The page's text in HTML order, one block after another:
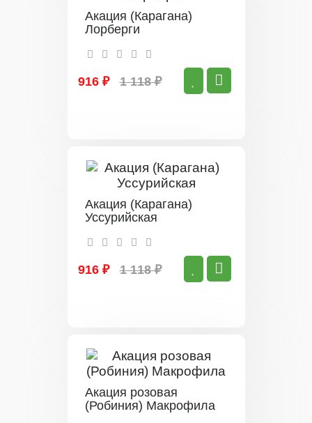
Акация (Карагана)
Лорберги
916 ₽ 1 118 ₽
Акация (Карагана)
Уссурийская
916 ₽ 1 118 ₽
Акация розовая
(Робиния) Макрофила